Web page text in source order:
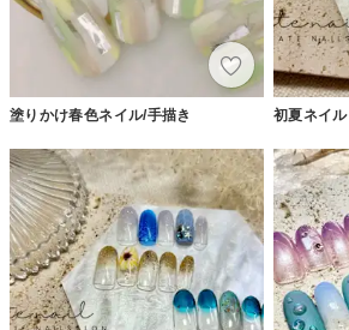
塗りかけ春色ネイル/手描き 初夏ネイル